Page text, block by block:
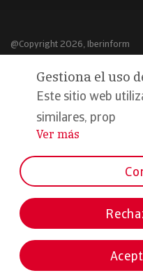
@Copyright 2026, Iberinform
Aviso legal
Política de cookies
Declaración de privacidad
Formamos parte de:
Gestiona el uso
Este sitio web
similares, prop
...
Ver más